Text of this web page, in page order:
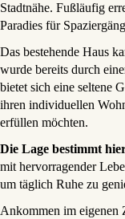
Stadtnähe. Fußläufig
Paradies für
Das bestehende Haus
wurde bereits durch
bietet sich eine seltene
ihren individuellen
erfüllen möchten.
Die Lage bestimmt
mit hervorragender
um täglich Ruhe zu
Ankommen im eigenen